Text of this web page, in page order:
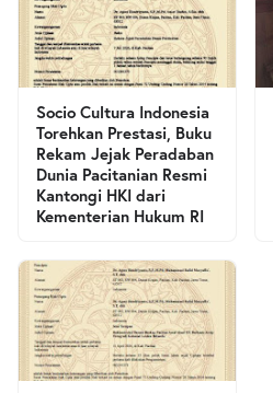
Socio Cultura Indonesia
Torehkan Prestasi, Buku
Rekam Jejak Peradaban
Dunia Pacitanian Resmi
Kantongi HKI dari
Kementerian Hukum RI